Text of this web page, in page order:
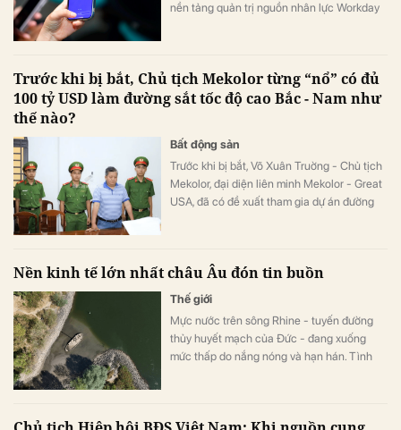
nền tảng quản trị nguồn nhân lực Workday
Trước khi bị bắt, Chủ tịch Mekolor từng “nổ” có đủ
100 tỷ USD làm đường sắt tốc độ cao Bắc - Nam như
thế nào?
Bất động sản
Trước khi bị bắt, Võ Xuân Truờng - Chủ tịch
Mekolor, đại diện liên minh Mekolor - Great
USA, đã có đề xuất tham gia dự án đường
Nền kinh tế lớn nhất châu Âu đón tin buồn
Thế giới
Mực nước trên sông Rhine - tuyến đường
thủy huyết mạch của Đức - đang xuống
mức thấp do nắng nóng và hạn hán. Tình